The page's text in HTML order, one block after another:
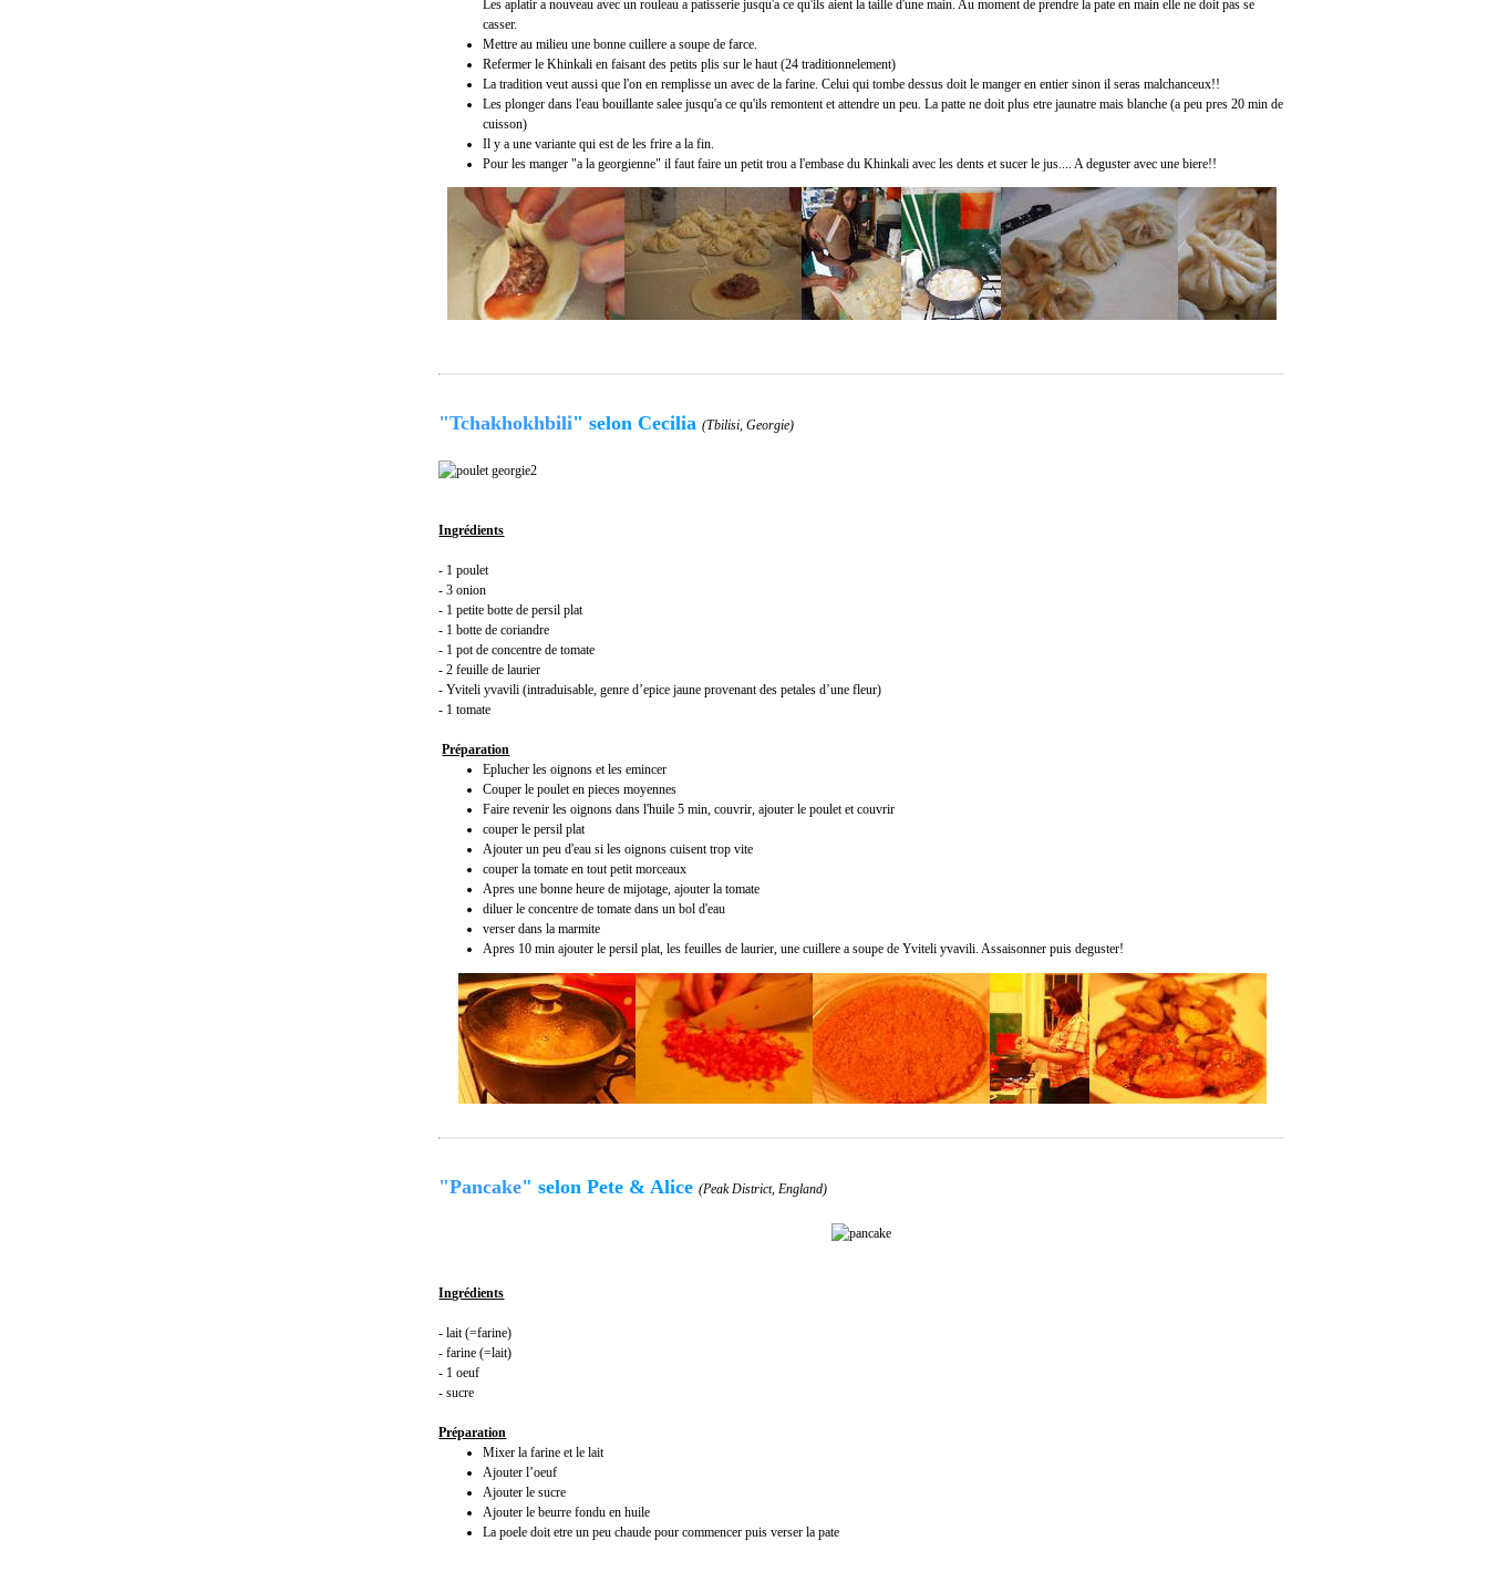
Les aplatir a nouveau avec un rouleau a patisserie jusqu'a ce qu'ils aient la taille d'une main. Au moment de prendre la pate en main elle ne doit pas se
casser.
Mettre au milieu une bonne cuillere a soupe de farce.
Refermer le Khinkali en faisant des petits plis sur le haut (24 traditionnelement)
La tradition veut aussi que l'on en remplisse un avec de la farine. Celui qui tombe dessus doit le manger en entier sinon il seras malchanceux!!
Les plonger dans l'eau bouillante salee jusqu'a ce qu'ils remontent et attendre un peu. La patte ne doit plus etre jaunatre mais blanche (a peu pres 20 min de
cuisson)
Il y a une variante qui est de les frire a la fin.
Pour les manger "a la georgienne" il faut faire un petit trou a l'embase du Khinkali avec les dents et sucer le jus.... A deguster avec une biere!!
"Tchakhokhbili" selon Cecilia (Tbilisi, Georgie)
Ingrédients
- 1 poulet
- 3 onion
- 1 petite botte de persil plat
- 1 botte de coriandre
- 1 pot de concentre de tomate
- 2 feuille de laurier
- Yviteli yvavili (intraduisable, genre d’epice jaune provenant des petales d’une fleur)
- 1 tomate
Préparation
Eplucher les oignons et les emincer
Couper le poulet en pieces moyennes
Faire revenir les oignons dans l'huile 5 min, couvrir, ajouter le poulet et couvrir
couper le persil plat
Ajouter un peu d'eau si les oignons cuisent trop vite
couper la tomate en tout petit morceaux
Apres une bonne heure de mijotage, ajouter la tomate
diluer le concentre de tomate dans un bol d'eau
verser dans la marmite
Apres 10 min ajouter le persil plat, les feuilles de laurier, une cuillere a soupe de Yviteli yvavili. Assaisonner puis deguster!
"Pancake" selon Pete & Alice (Peak District, England)
Ingrédients
- lait (=farine)
- farine (=lait)
- 1 oeuf
- sucre
Préparation
Mixer la farine et le lait
Ajouter l’oeuf
Ajouter le sucre
Ajouter le beurre fondu en huile
La poele doit etre un peu chaude pour commencer puis verser la pate